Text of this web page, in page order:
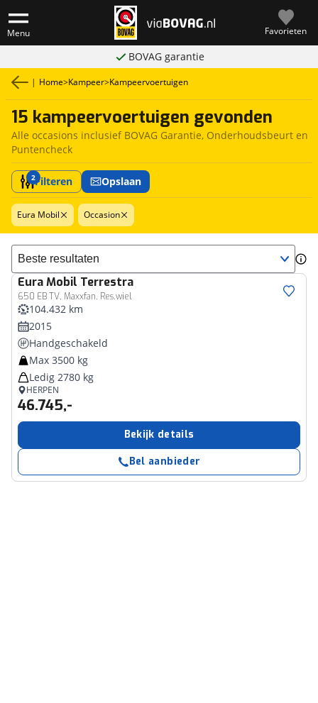
Menu Favorieten
BOVAG garantie
| Home>Kampeer>Kampeervoertuigen
15 kampeervoertuigen gevonden
Alle occasions inclusief BOVAG Garantie, Onderhoudsbeurt en
Puntencheck
2Filteren Opslaan
Eura Mobil Occasion
Sorteer resultaten
Eura Mobil Terrestra
650 EB TV, Maxxfan, Res.wiel
104.432 km
2015
Handgeschakeld
Max 3500 kg
Ledig 2780 kg
HERPEN
46.745,-
Bekijk details
Bel aanbieder